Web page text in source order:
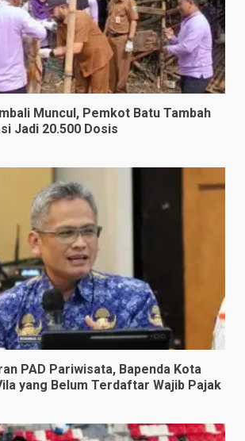
Muncul, Pemkot Batu Tambah
Jadi 20.500 Dosis
PAD Pariwisata, Bapenda Kota
yang Belum Terdaftar Wajib Pajak